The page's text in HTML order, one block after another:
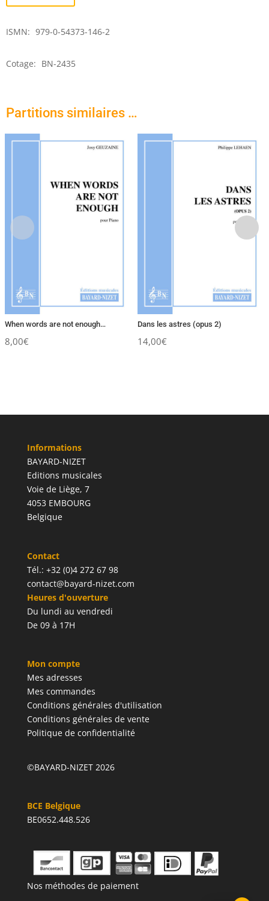
ISMN: 979-0-54373-146-2
Cotage: BN-2435
Partitions similaires …
When words are not enough…
8,00€
Dans les astres (opus 2)
14,00€
Informations
BAYARD-NIZET
Editions musicales
Voie de Liège, 7
4053 EMBOURG
Belgique
Contact
Tél.: +32 (0)4 272 67 98
contact@bayard-nizet.com
Heures d'ouverture
Du lundi au vendredi
De 09 à 17H
Mon compte
Mes adresses
Mes commandes
Conditions générales d'utilisation
Conditions générales de vente
Politique de confidentialité
©BAYARD-NIZET 2026
BCE Belgique
BE0652.448.526
Nos méthodes de paiement